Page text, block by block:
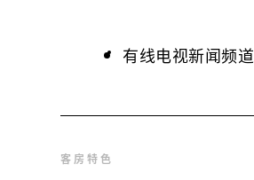
有线电视新闻频道
客房特色